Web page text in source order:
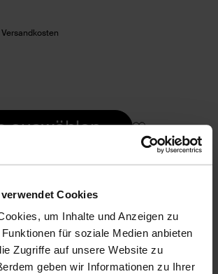
Cookies
um Inhalte und Anzeigen zu
für soziale Medien anbieten
Zugriffe auf unsere Website zu
geben wir Informationen zu Ihrer
auswählen
Gütesiegel